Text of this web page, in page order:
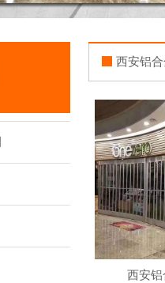
西安铝
西安铝